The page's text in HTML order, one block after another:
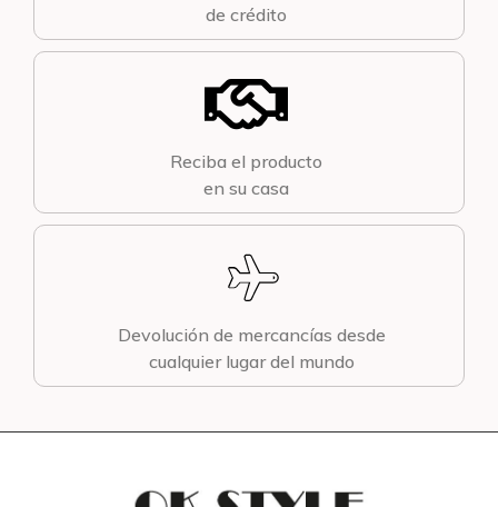
de crédito
Reciba el producto
en su casa
Devolución de mercancías desde
cualquier lugar del mundo